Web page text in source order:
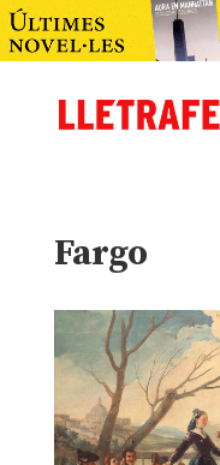
Fargo